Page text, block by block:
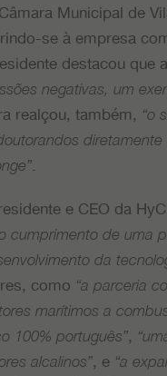
Municipal de
se à empresa
destacou que
negativas, um
realçou, também, “o
.
e CEO da
cumprimento de uma
da
como “a parceria
marítimos a
100% português”,
alcalinos”, e “a